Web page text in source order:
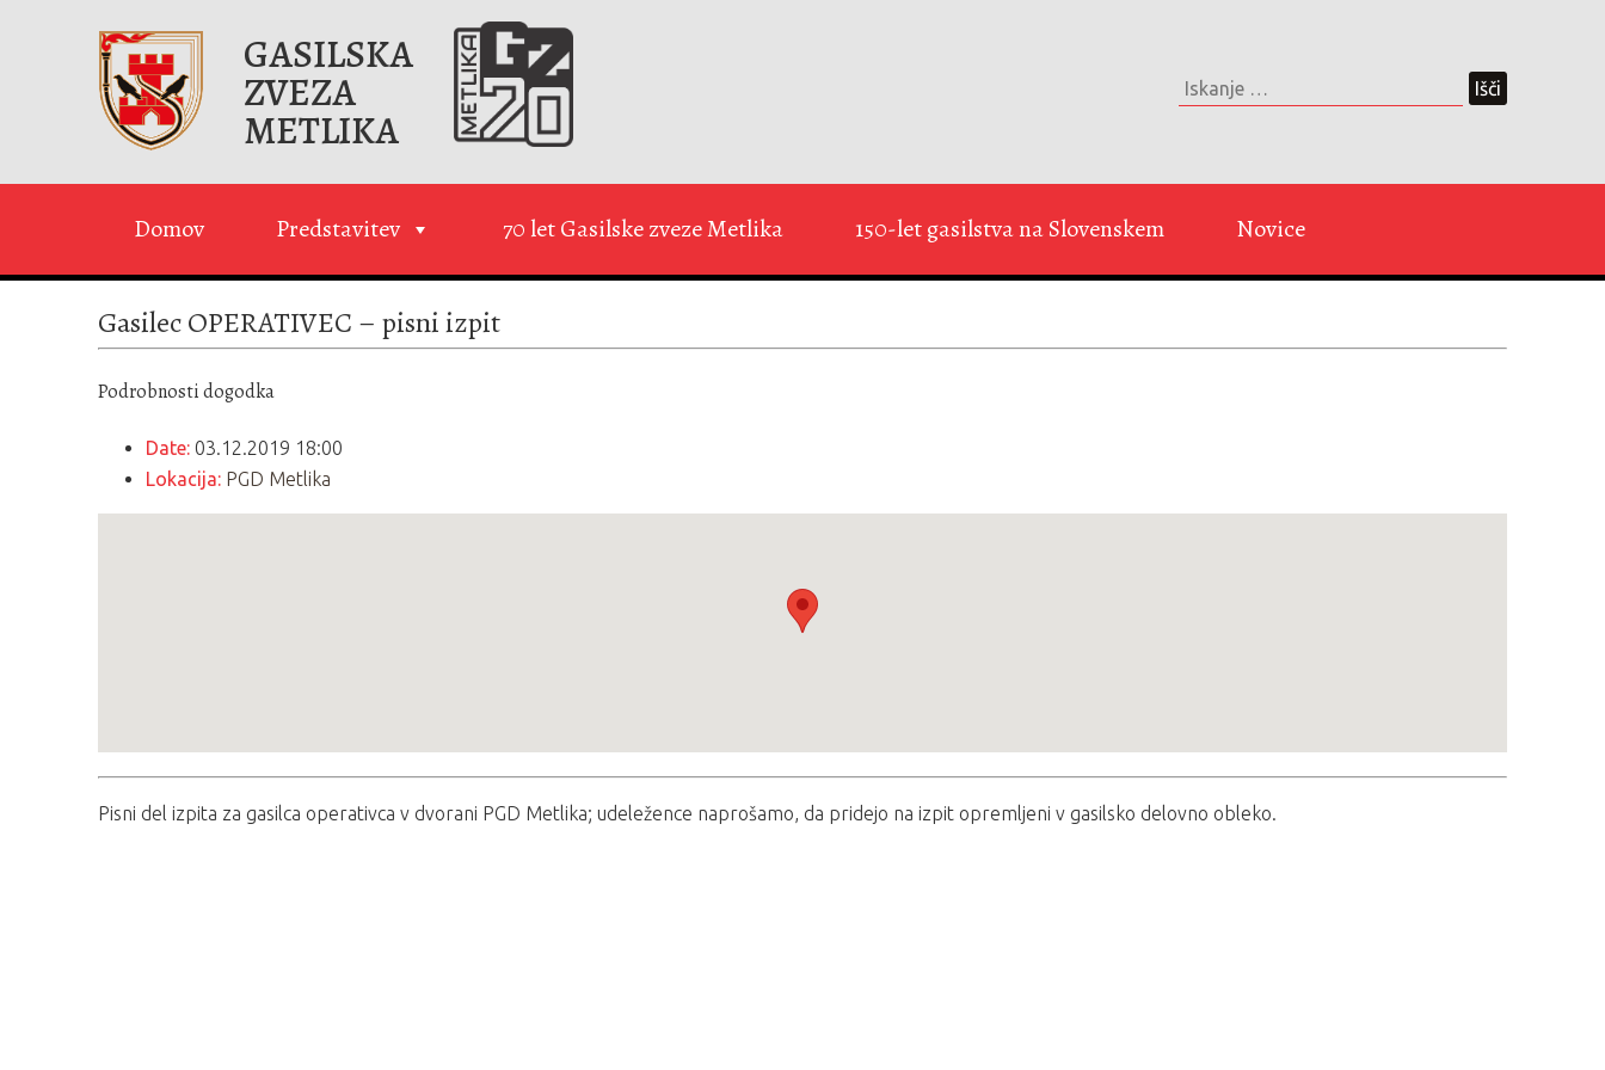
GASILSKA
ZVEZA
METLIKA
Domov Predstavitev 70 let Gasilske zveze Metlika 150-let gasilstva na Slovenskem Novice
Gasilec OPERATIVEC – pisni izpit
Podrobnosti dogodka
Date: 03.12.2019 18:00
Lokacija: PGD Metlika
Pisni del izpita za gasilca operativca v dvorani PGD Metlika; udeležence naprošamo, da pridejo na izpit opremljeni v gasilsko delovno obleko.